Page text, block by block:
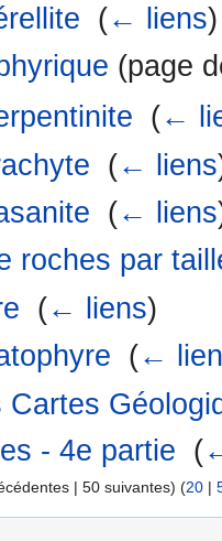
(← liens)
(page
(←
(← liens
(← liens
roches par
(← liens)
(←
Cartes
- 4e partie
(
| 50 suivantes) (20 |